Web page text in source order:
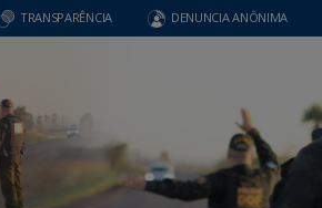
TRANSPARÊNCIA DENUNCIA ANÔNIMA